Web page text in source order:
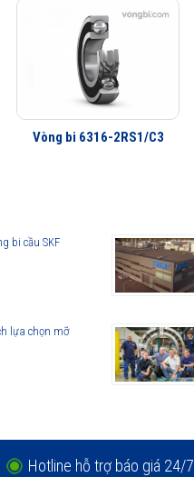
SKF Explorer
SKF Explorer
Vòng bi 6316-2RS1/C3
bi cầu SKF
lựa chọn mỡ
Hotline hỗ trợ báo giá 24/7